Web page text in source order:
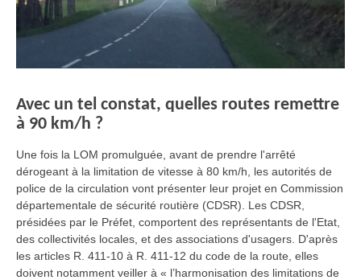
Avec un tel constat, quelles routes remettre
à 90 km/h ?
Une fois la LOM promulguée, avant de prendre l'arrêté
dérogeant à la limitation de vitesse à 80 km/h, les autorités de
police de la circulation vont présenter leur projet en Commission
départementale de sécurité routière (CDSR). Les CDSR,
présidées par le Préfet, comportent des représentants de l'Etat,
des collectivités locales, et des associations d'usagers. D'après
les articles R. 411-10 à R. 411-12 du code de la route, elles
doivent notamment veiller à « l’harmonisation des limitations de